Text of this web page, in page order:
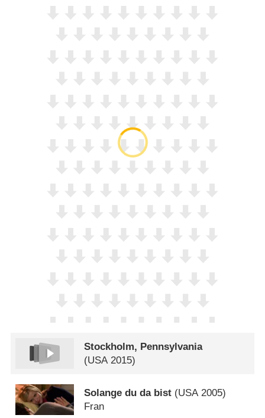
Stockholm, Pennsylvania
(USA2015)
Solange du da bist (USA2005)
Fran